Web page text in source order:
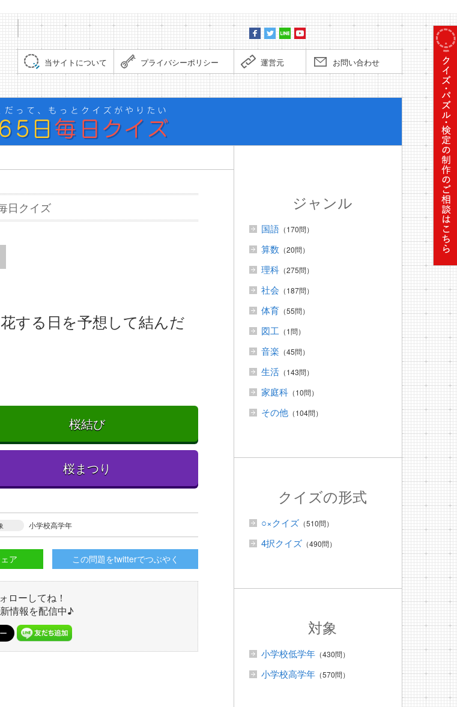
当サイトについて プライバシーポリシー 運営元 お問い合わせ
ぼくだ
日クイズ
する日を予想して結んだ
桜結び
桜まつり
小学校高学年
ア この問題をtwitterでつぶやく
ローしてね！
情報を配信中♪
ジャンル
国語 （170問）
算数 （20問）
理科 （275問）
社会 （187問）
体育 （55問）
図工 （1問）
音楽 （45問）
生活 （143問）
家庭科 （10問）
その他 （104問）
クイズの形式
○×クイズ （510問）
4択クイズ （490問）
対象
小学校低学年 （430問）
小学校高学年 （570問）